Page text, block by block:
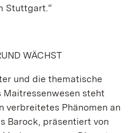
Stuttgart.“
WÄCHST
und die thematische
Maitressenwesen steht
verbreitetes Phänomen an
Barock, präsentiert von